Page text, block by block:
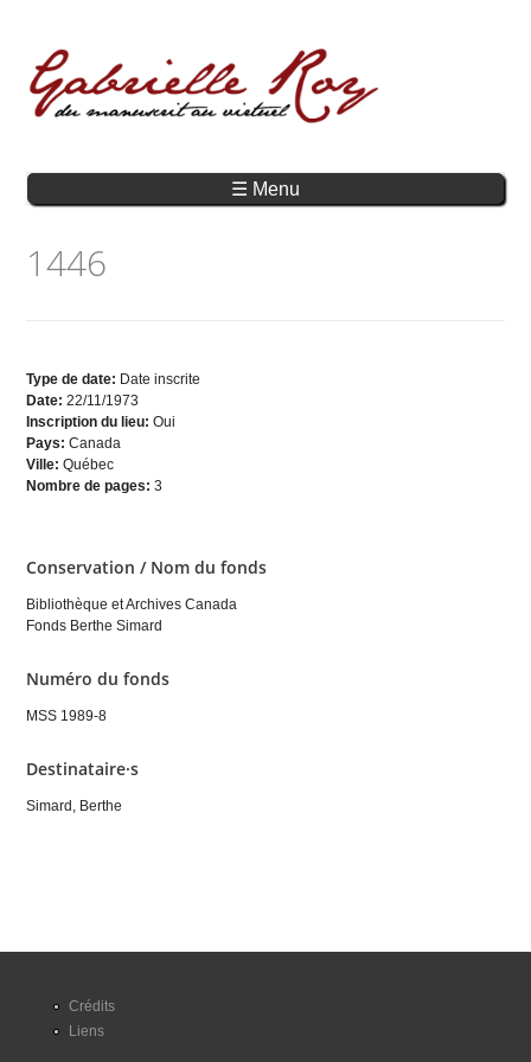
☰ Menu
1446
Type de date: Date inscrite
Date:22/11/1973
Inscription du lieu:Oui
Pays:Canada
Ville:Québec
Nombre de pages:3
Conservation / Nom du fonds
Bibliothèque et Archives Canada
Fonds Berthe Simard
Numéro du fonds
MSS 1989-8
Destinataire·s
Simard, Berthe
Crédits
Liens